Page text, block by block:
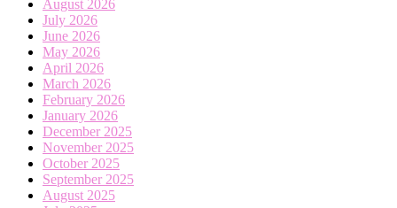
August 2026
July 2026
June 2026
May 2026
April 2026
March 2026
February 2026
January 2026
December 2025
November 2025
October 2025
September 2025
August 2025